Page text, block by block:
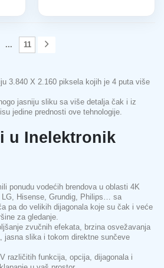
... 11
3.840 X 2.160 piksela kojih je 4 puta više
jasniju sliku sa više detalja čak i iz
jedine prednosti ove tehnologije.
u Inelektronik
ponudu vodećih brendova u oblasti 4K
Hisense, Grundig, Philips… sa
pa do velikih dijagonala koje su čak i veće
za gledanje.
zvučnih efekata, brzina osvežavanja
jasna slika i tokom direktne sunčeve
različitih funkcija, opcija, dijagonala i